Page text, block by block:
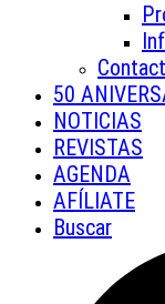
50
NOTICIAS
REVISTAS
AGENDA
AFÍLIATE
Buscar